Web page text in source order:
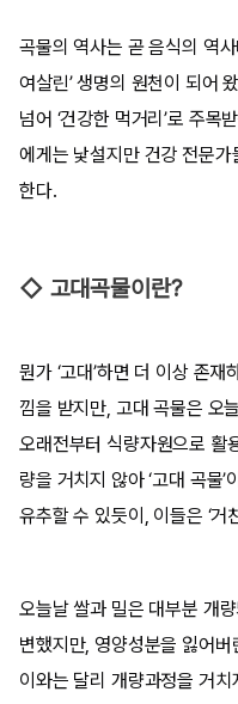
곡물의 역사는 곧 음식의 역
여살린’ 생명의 원천이 되어
넘어 ‘건강한 먹거리’로 주목
에게는 낯설지만 건강 전문
한다.
◇ 고대곡물이란?
뭔가 ‘고대’하면 더 이상 존
낌을 받지만, 고대 곡물은 오
오래전부터 식량자원으로 활
량을 거치지 않아 ‘고대 곡물
유추할 수 있듯이, 이들은 ‘거
오늘날 쌀과 밀은 대부분 개
변했지만, 영양성분을 잃어
이와는 달리 개량과정을 거